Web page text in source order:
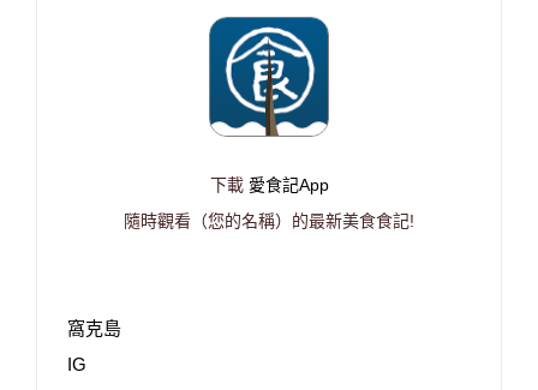
下載 愛食記App
隨時觀看（您的名稱）的最新美食食記!
窩克島
IG